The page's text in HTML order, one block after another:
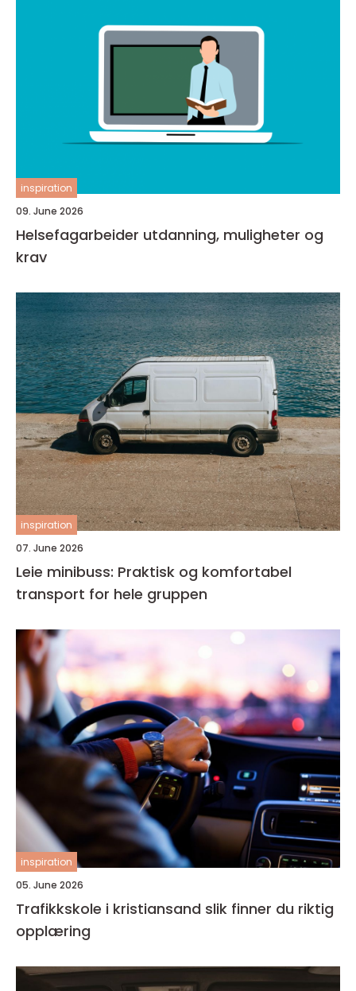
inspiration
09. June 2026
Helsefagarbeider utdanning, muligheter og
krav
inspiration
07. June 2026
Leie minibuss: Praktisk og komfortabel
transport for hele gruppen
inspiration
05. June 2026
Trafikkskole i kristiansand slik finner du riktig
opplæring